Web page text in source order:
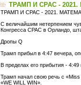
ТРАМП И CPAC -
ТРАМП И CPAC - 2021.
С величайшим нетерпением
Конгресса CPAC в Орландо,
Дропы Q
Трамп прибыл в 4:47 вечера,
В пределах его прибытия -
Трамп начал свою речь с
«WE WILL WIN».